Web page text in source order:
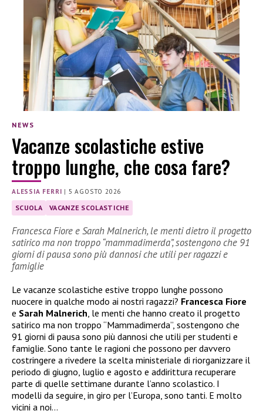
NEWS
Vacanze scolastiche estive
troppo lunghe, che cosa fare?
ALESSIA FERRI | 5 AGOSTO 2026
SCUOLA VACANZE SCOLASTICHE
Francesca Fiore e Sarah Malnerich, le menti dietro il progetto
satirico ma non troppo “mammadimerda”, sostengono che 91
giorni di pausa sono più dannosi che utili per ragazzi e
famiglie
Le vacanze scolastiche estive troppo lunghe possono
nuocere in qualche modo ai nostri ragazzi? Francesca Fiore
e Sarah Malnerich, le menti che hanno creato il progetto
satirico ma non troppo “Mammadimerda”, sostengono che
91 giorni di pausa sono più dannosi che utili per studenti e
famiglie. Sono tante le ragioni che possono per davvero
costringere a rivedere la scelta ministeriale di riorganizzare il
periodo di giugno, luglio e agosto e addirittura recuperare
parte di quelle settimane durante l’anno scolastico. I
modelli da seguire, in giro per l’Europa, sono tanti. E molto
vicini a noi…